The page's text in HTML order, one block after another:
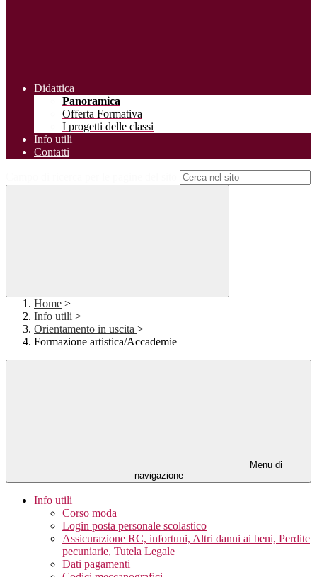
Didattica
Panoramica
Offerta Formativa
I progetti delle classi
Info utili
Contatti
Home >
Info utili >
Orientamento in uscita >
Formazione artistica/Accademie
Menu di
navigazione
Info utili
Corso moda
Login posta personale scolastico
Assicurazione RC, infortuni, Altri danni ai beni, Perdite
pecuniarie, Tutela Legale
Dati pagamenti